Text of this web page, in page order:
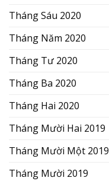
Tháng Sáu 2020
Tháng Năm 2020
Tháng Tư 2020
Tháng Ba 2020
Tháng Hai 2020
Tháng Mười Hai 2019
Tháng Mười Một 2019
Tháng Mười 2019